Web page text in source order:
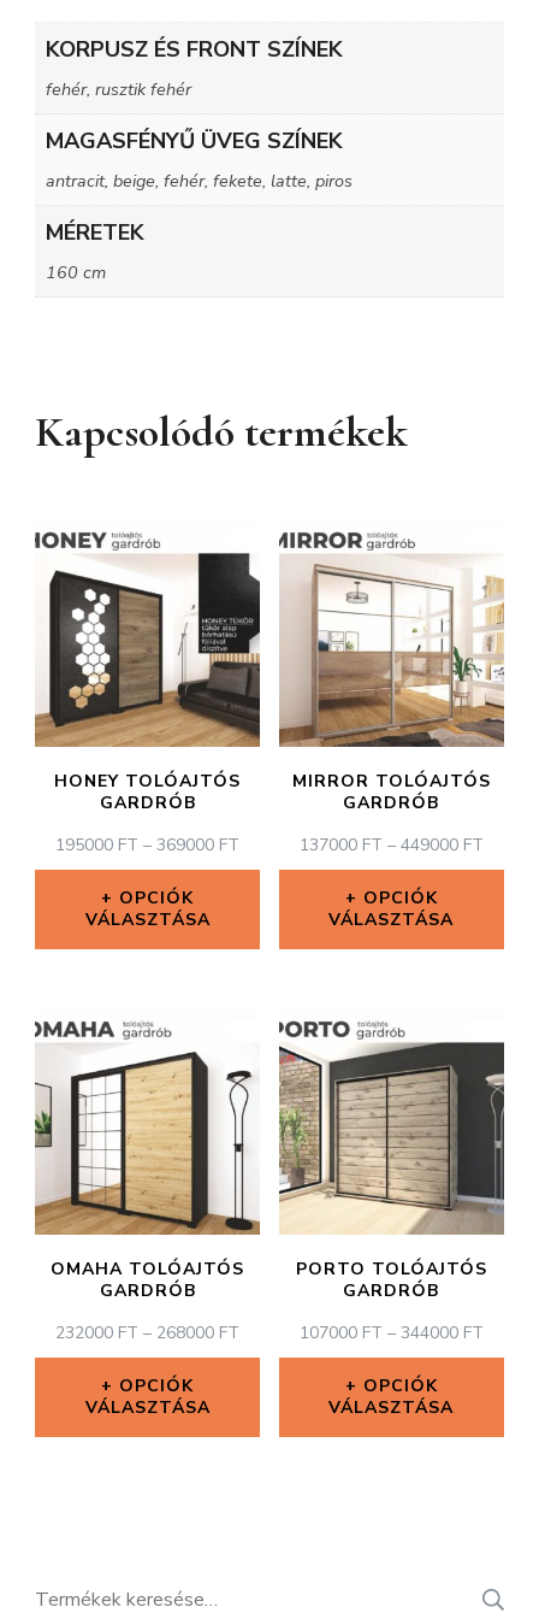
KORPUSZ ÉS FRONT SZÍNEK
fehér, rusztik fehér
MAGASFÉNYŰ ÜVEG SZÍNEK
antracit, beige, fehér, fekete, latte, piros
MÉRETEK
160 cm
Kapcsolódó termékek
HONEY TOLÓAJTÓS
GARDRÓB
195000 FT – 369000 FT ÁRTARTOMÁNY:
195000 FT
OPCIÓK
VÁLASZTÁSA
terméknek
több
variációja
van.
A
változatok
a
termékoldalon
választhatók
ki
MIRROR TOLÓAJTÓS
GARDRÓB
137000 FT – 449000 FT
OPCIÓK
VÁLASZTÁSA
terméknek
több
variációja
van.
A
változatok
a
választhatók
ki
OMAHA TOLÓAJTÓS
GARDRÓB
232000 FT – 268000 FT ÁRTARTOMÁNY:
232000 FT
OPCIÓK
VÁLASZTÁSA
PORTO TOLÓAJTÓS
GARDRÓB
107000 FT – 344000 FT
OPCIÓK
VÁLASZTÁSA
Keresés